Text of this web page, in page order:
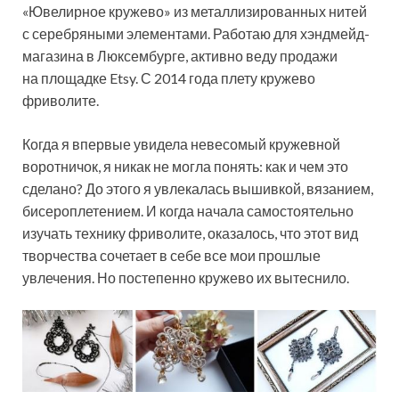
«Ювелирное кружево» из металлизированных нитей
с серебряными элементами. Работаю для хэндмейд-
магазина в Люксембурге, активно веду продажи
на площадке Etsy. С 2014 года плету кружево
фриволите.
Когда я впервые увидела невесомый кружевной
воротничок, я никак не могла понять: как и чем это
сделано? До этого я увлекалась вышивкой, вязанием,
бисероплетением. И когда начала самостоятельно
изучать технику фриволите, оказалось, что этот вид
творчества сочетает в себе все мои прошлые
увлечения. Но постепенно кружево их вытеснило.